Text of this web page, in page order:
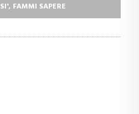
SI', FAMMI SAPERE